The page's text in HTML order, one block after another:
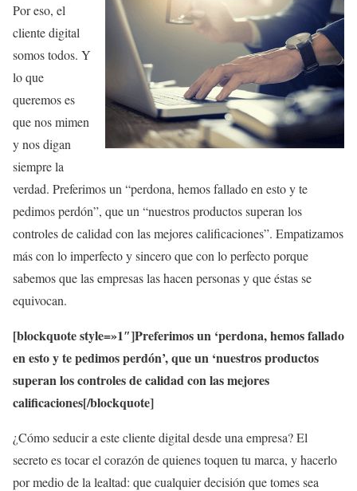
Por eso, el
cliente digital
somos todos. Y
lo que
queremos es
que nos mimen
y nos digan
siempre la
verdad. Preferimos un “perdona, hemos fallado en esto y te
pedimos perdón”, que un “nuestros productos superan los
controles de calidad con las mejores calificaciones”. Empatizamos
más con lo imperfecto y sincero que con lo perfecto porque
sabemos que las empresas las hacen personas y que éstas se
equivocan.
[blockquote style=»1″]Preferimos un ‘perdona, hemos fallado
en esto y te pedimos perdón’, que un ‘nuestros productos
superan los controles de calidad con las mejores
calificaciones[/blockquote]
¿Cómo seducir a este cliente digital desde una empresa? El
secreto es tocar el corazón de quienes toquen tu marca, y hacerlo
por medio de la lealtad: que cualquier decisión que tomes sea